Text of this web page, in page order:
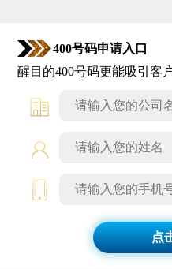
400号码申请入口
醒目的400号码更能吸引客
点